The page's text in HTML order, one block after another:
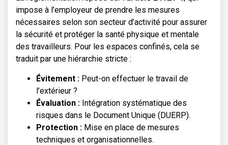
impose à l’employeur de prendre les mesures
nécessaires selon son secteur d’activité pour assurer
la sécurité et protéger la santé physique et mentale
des travailleurs. Pour les espaces confinés, cela se
traduit par une hiérarchie stricte :
Évitement : Peut-on effectuer le travail de
l’extérieur ?
Évaluation : Intégration systématique des
risques dans le Document Unique (DUERP).
Protection : Mise en place de mesures
techniques et organisationnelles.